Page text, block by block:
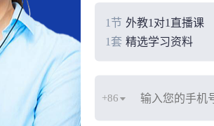
1节 外教1对1直播课
1套 精选学习资料
+86